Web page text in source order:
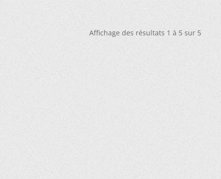
Affichage des résultats 1 à 5 sur 5